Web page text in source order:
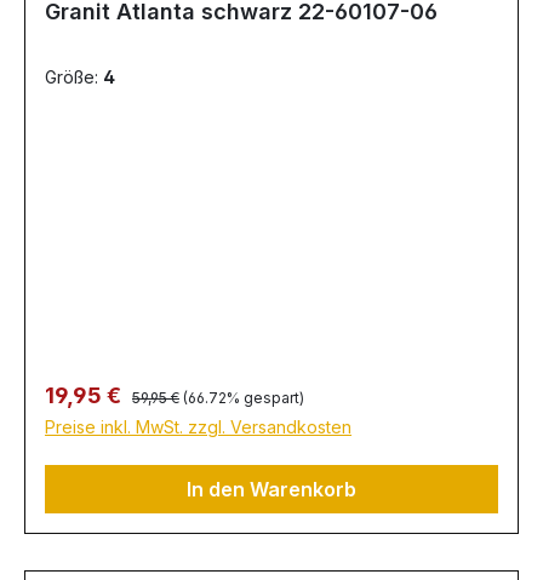
Granit Atlanta schwarz 22-60107-06
Größe: 4
Verkaufspreis:
19,95 € Regulärer Preis:
59,95 € (66.72% gespart)
Preise inkl. MwSt. zzgl. Versandkosten
In den Warenkorb